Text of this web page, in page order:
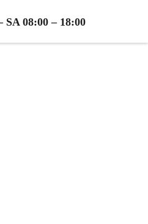
SA 08:00 – 18:00